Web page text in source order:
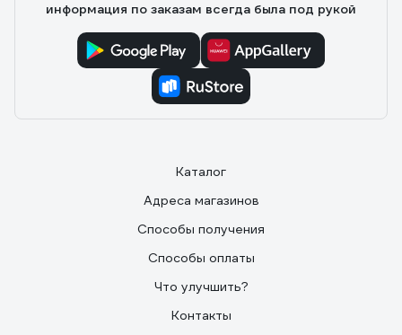
информация по заказам всегда была под рукой
Каталог
Адреса магазинов
Способы получения
Способы оплаты
Что улучшить?
Контакты